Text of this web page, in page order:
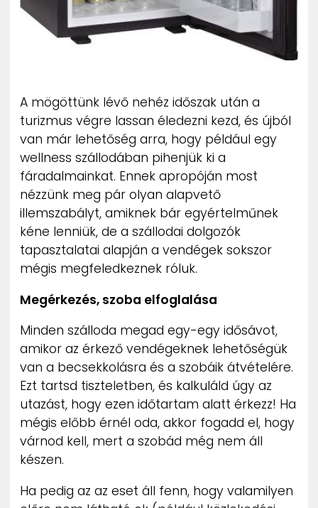
PR-ARCHÍVUM
ADATKEZELÉSI TÁJÉKOZTATÓ
A mögöttünk lévő nehéz időszak után a
turizmus végre lassan éledezni kezd, és újból
van már lehetőség arra, hogy például egy
wellness szállodában pihenjük ki a
fáradalmainkat. Ennek apropóján most
nézzünk meg pár olyan alapvető
illemszabályt, amiknek bár egyértelműnek
kéne lenniük, de a szállodai dolgozók
tapasztalatai alapján a vendégek sokszor
mégis megfeledkeznek róluk.
Megérkezés, szoba elfoglalása
Minden szálloda megad egy-egy idősávot,
amikor az érkező vendégeknek lehetőségük
van a becsekkolásra és a szobáik átvételére.
Ezt tartsd tiszteletben, és kalkuláld úgy az
utazást, hogy ezen időtartam alatt érkezz! Ha
mégis előbb érnél oda, akkor fogadd el, hogy
várnod kell, mert a szobád még nem áll
készen.
Ha pedig az az eset áll fenn, hogy valamilyen